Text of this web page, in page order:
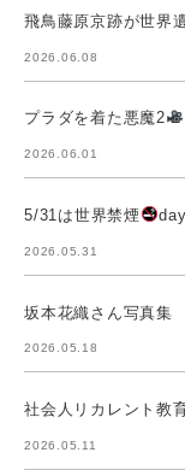
飛鳥藤原京跡が世界
2026.06.08
プラダを着た悪魔2
2026.06.01
5/31は世界禁煙
2026.05.31
坂本花織さん写真集
2026.05.18
社会人リカレント教
2026.05.11